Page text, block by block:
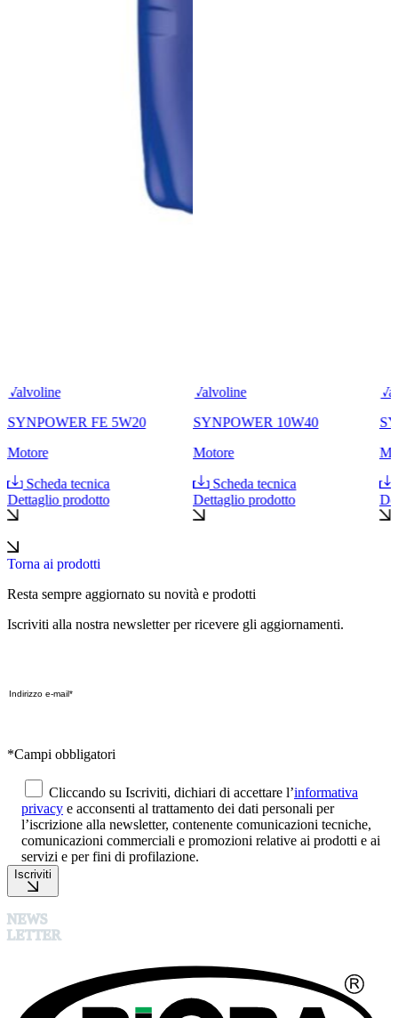
Valvoline
SYNPOWER FE 5W20
Motore
Scheda tecnica
Dettaglio prodotto
Valvoline
SYNPOWER 10W40
Motore
Scheda tecnica
Dettaglio prodotto
Torna ai prodotti
Resta sempre aggiornato su novità e prodotti
Iscriviti alla nostra newsletter per ricevere gli aggiornamenti.
*Campi obbligatori
Cliccando su Iscriviti, dichiari di accettare l’informativa
privacy e acconsenti al trattamento dei dati personali per
l’iscrizione alla newsletter, contenente comunicazioni tecniche,
comunicazioni commerciali e promozioni relative ai prodotti e ai
servizi e per fini di profilazione.
Iscriviti
NEWS
LETTER